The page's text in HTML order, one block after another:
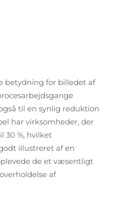
betydning for billedet af
til en synlig reduktion
har virksomheder, der
30 %, hvilket
illustreret af en
de et væsentligt
af